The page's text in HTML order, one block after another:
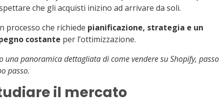
che gli acquisti inizino ad arrivare da soli.
processo che richiede pianificazione, strategia e un
costante per l’ottimizzazione.
una panoramica dettagliata di come vendere su Shopify, passo
passo.
il mercato